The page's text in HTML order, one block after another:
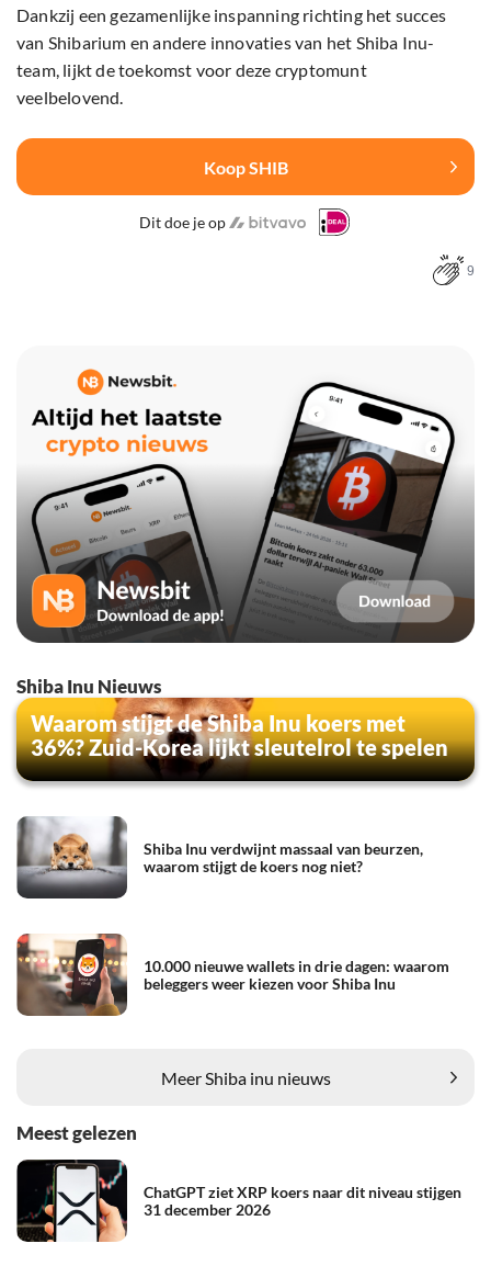
Dankzij een gezamenlijke inspanning richting het succes
van Shibarium en andere innovaties van het Shiba Inu-
team, lijkt de toekomst voor deze cryptomunt
veelbelovend.
Koop SHIB
Dit doe je op
9
Shiba Inu Nieuws
Waarom stijgt de Shiba Inu koers met
36%? Zuid-Korea lijkt sleutelrol te spelen
Shiba Inu verdwijnt massaal van beurzen,
waarom stijgt de koers nog niet?
10.000 nieuwe wallets in drie dagen: waarom
beleggers weer kiezen voor Shiba Inu
Meer Shiba inu nieuws
Meest gelezen
ChatGPT ziet XRP koers naar dit niveau stijgen
31 december 2026